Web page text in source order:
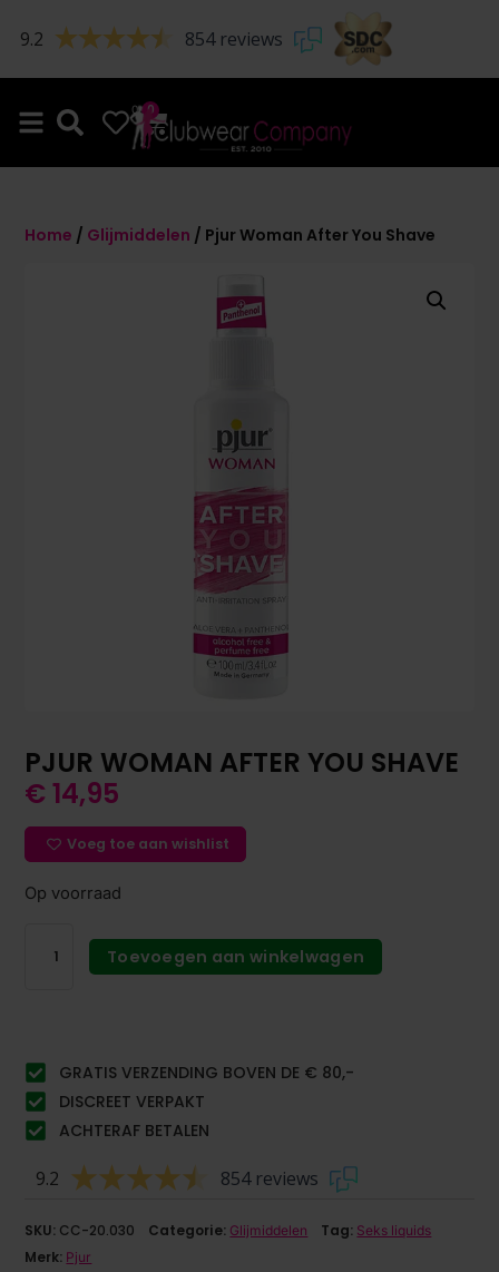
9.2 854 reviews
0 0
Home / Glijmiddelen / Pjur Woman After You Shave
PJUR WOMAN AFTER YOU SHAVE
€ 14,95
Voeg toe aan wishlist
Op voorraad
Toevoegen aan winkelwagen
GRATIS VERZENDING BOVEN DE € 80,-
DISCREET VERPAKT
ACHTERAF BETALEN
9.2 854 reviews
SKU: CC-20.030 Categorie: Glijmiddelen Tag: Seks liquids
Merk: Pjur